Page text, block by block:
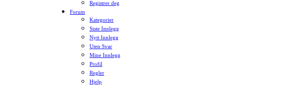
Registrer deg
Forum
Kategorier
Siste Innlegg
Nytt Innlegg
Uten Svar
Mine Innlegg
Profil
Regler
Hjelp